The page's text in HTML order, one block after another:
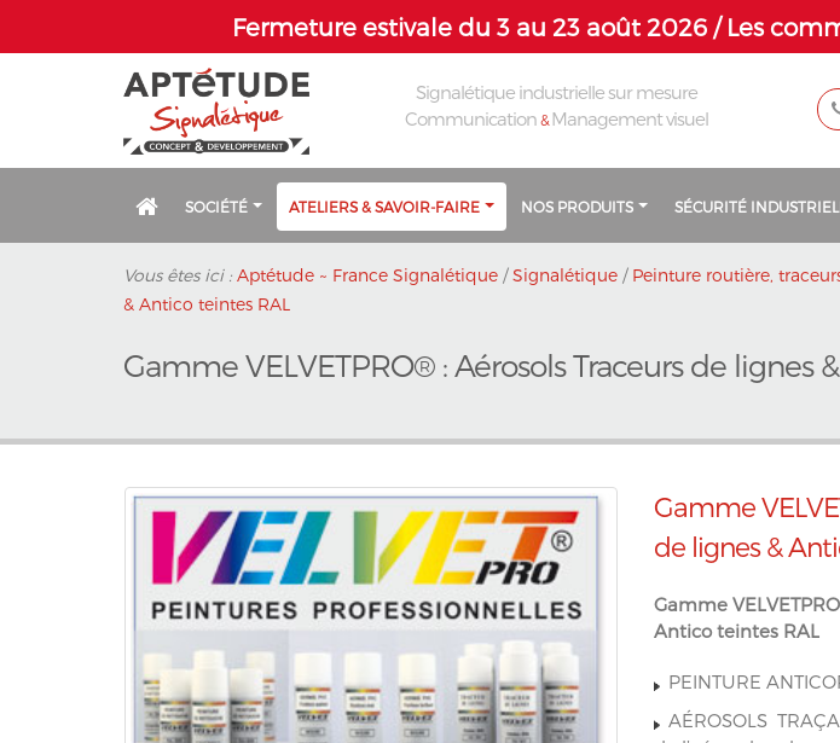
Fermeture estivale du 3 au 23 août 2026 / Les
Signalétique industrielle sur mesure
Communication& Management visuel
SOCIÉTÉ ATELIERS & SAVOIR-FAIRE NOS PRODUITS SÉCURITÉ
Vous êtes ici : Aptétude ~ France Signalétique /Signalétique / Peinture routière,
& Antico teintes RAL
Gamme VELVETPRO® : Aérosols Traceurs de lignes
Gamme
de lignes &
Gamme
Antico teintes RAL
PEINTURE
AÉROSOLS